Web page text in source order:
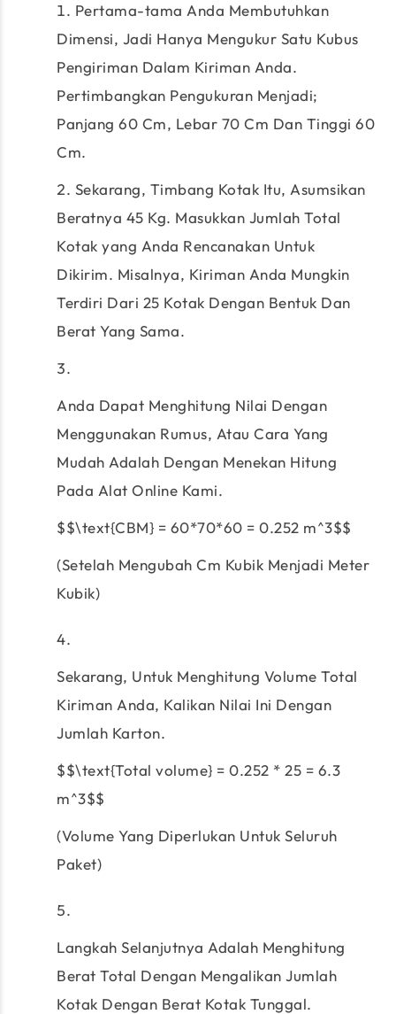
Pertama-tama Anda Membutuhkan
Dimensi, Jadi Hanya Mengukur Satu Kubus
Pengiriman Dalam Kiriman Anda.
Pertimbangkan Pengukuran Menjadi;
Panjang 60 Cm, Lebar 70 Cm Dan Tinggi 60
Cm.
Sekarang, Timbang Kotak Itu, Asumsikan
Beratnya 45 Kg. Masukkan Jumlah Total
Kotak yang Anda Rencanakan Untuk
Dikirim. Misalnya, Kiriman Anda Mungkin
Terdiri Dari 25 Kotak Dengan Bentuk Dan
Berat Yang Sama.
Anda Dapat Menghitung Nilai Dengan
Menggunakan Rumus, Atau Cara Yang
Mudah Adalah Dengan Menekan Hitung
Pada Alat Online Kami.
$$\text{CBM} = 60*70*60 = 0.252 m^3$$
(Setelah Mengubah Cm Kubik Menjadi Meter
Kubik)
Sekarang, Untuk Menghitung Volume Total
Kiriman Anda, Kalikan Nilai Ini Dengan
Jumlah Karton.
$$\text{Total volume} = 0.252 * 25 = 6.3
m^3$$
(Volume Yang Diperlukan Untuk Seluruh
Paket)
Langkah Selanjutnya Adalah Menghitung
Berat Total Dengan Mengalikan Jumlah
Kotak Dengan Berat Kotak Tunggal.